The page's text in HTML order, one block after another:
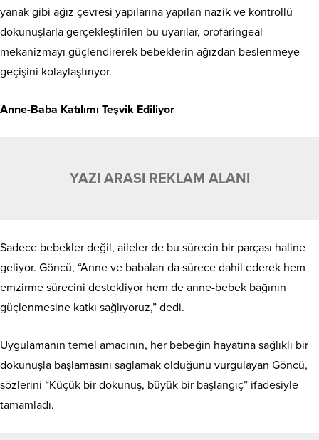
yanak gibi ağız çevresi yapılarına yapılan nazik ve kontrollü
dokunuşlarla gerçekleştirilen bu uyarılar, orofaringeal
mekanizmayı güçlendirerek bebeklerin ağızdan beslenmeye
geçişini kolaylaştırıyor.
Anne-Baba Katılımı Teşvik Ediliyor
YAZI ARASI REKLAM ALANI
Sadece bebekler değil, aileler de bu sürecin bir parçası haline
geliyor. Göncü, “Anne ve babaları da sürece dahil ederek hem
emzirme sürecini destekliyor hem de anne-bebek bağının
güçlenmesine katkı sağlıyoruz,” dedi.
Uygulamanın temel amacının, her bebeğin hayatına sağlıklı bir
dokunuşla başlamasını sağlamak olduğunu vurgulayan Göncü,
sözlerini “Küçük bir dokunuş, büyük bir başlangıç” ifadesiyle
tamamladı.